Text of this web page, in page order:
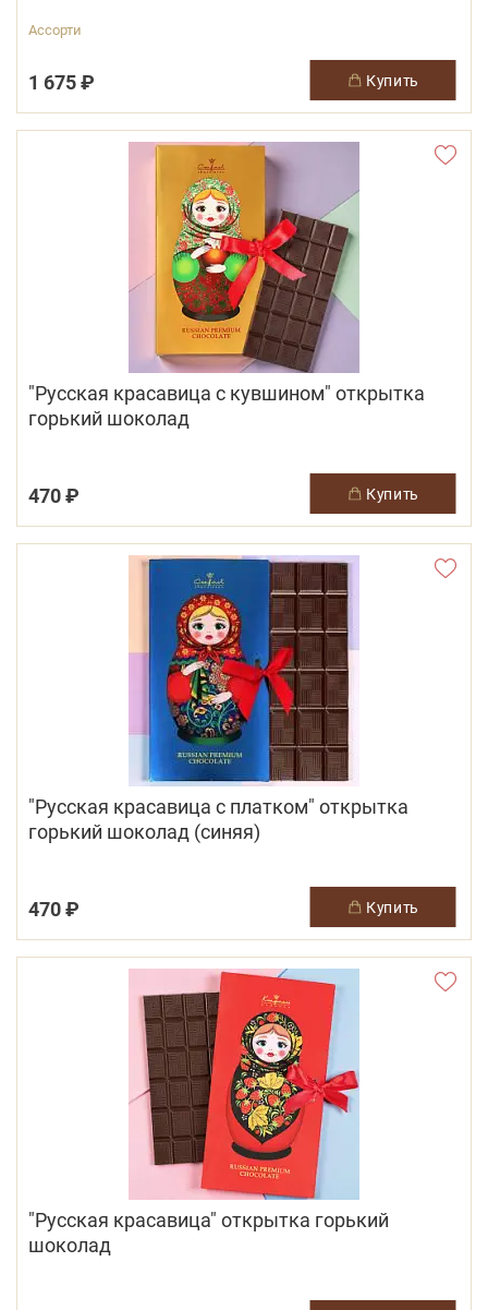
Ассорти
1 675 ₽ купить
"Русская красавица с кувшином" открытка
горький шоколад
470 ₽ купить
"Русская красавица с платком" открытка
горький шоколад (синяя)
470 ₽ купить
"Русская красавица" открытка горький
шоколад